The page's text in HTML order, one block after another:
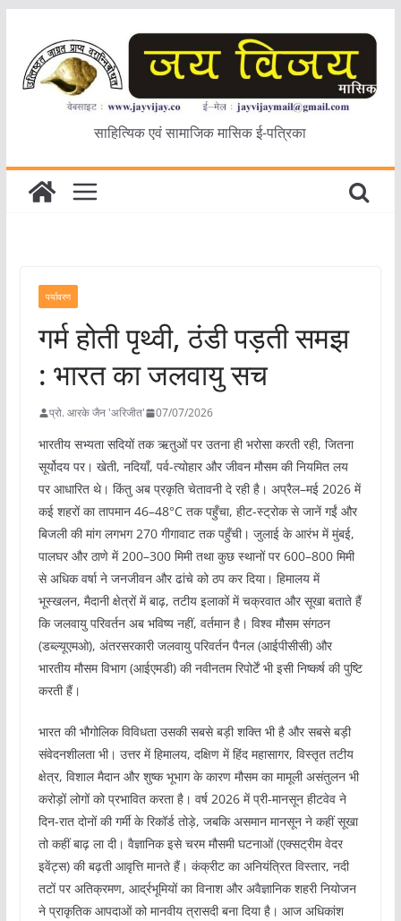
content
साहित्यिक एवं सामाजिक मासिक ई-पत्रिका
पर्यावरण
गर्म होती पृथ्वी, ठंडी पड़ती समझ
: भारत का जलवायु सच
प्रो. आरके जैन 'अरिजीत' 07/07/2026
भारतीय सभ्यता सदियों तक ऋतुओं पर उतना ही भरोसा करती रही, जितना
सूर्योदय पर। खेती, नदियाँ, पर्व-त्योहार और जीवन मौसम की नियमित लय
पर आधारित थे। किंतु अब प्रकृति चेतावनी दे रही है। अप्रैल–मई 2026 में
कई शहरों का तापमान 46–48°C तक पहुँचा, हीट-स्ट्रोक से जानें गईं और
बिजली की मांग लगभग 270 गीगावाट तक पहुँची। जुलाई के आरंभ में मुंबई,
पालघर और ठाणे में 200–300 मिमी तथा कुछ स्थानों पर 600–800 मिमी
से अधिक वर्षा ने जनजीवन और ढांचे को ठप कर दिया। हिमालय में
भूस्खलन, मैदानी क्षेत्रों में बाढ़, तटीय इलाकों में चक्रवात और सूखा बताते हैं
कि जलवायु परिवर्तन अब भविष्य नहीं, वर्तमान है। विश्व मौसम संगठन
(डब्ल्यूएमओ), अंतरसरकारी जलवायु परिवर्तन पैनल (आईपीसीसी) और
भारतीय मौसम विभाग (आईएमडी) की नवीनतम रिपोर्टें भी इसी निष्कर्ष की पुष्टि
करती हैं।
भारत की भौगोलिक विविधता उसकी सबसे बड़ी शक्ति भी है और सबसे बड़ी
संवेदनशीलता भी। उत्तर में हिमालय, दक्षिण में हिंद महासागर, विस्तृत तटीय
क्षेत्र, विशाल मैदान और शुष्क भूभाग के कारण मौसम का मामूली असंतुलन भी
करोड़ों लोगों को प्रभावित करता है। वर्ष 2026 में प्री-मानसून हीटवेव ने
दिन-रात दोनों की गर्मी के रिकॉर्ड तोड़े, जबकि असमान मानसून ने कहीं सूखा
तो कहीं बाढ़ ला दी। वैज्ञानिक इसे चरम मौसमी घटनाओं (एक्सट्रीम वेदर
इवेंट्स) की बढ़ती आवृत्ति मानते हैं। कंक्रीट का अनियंत्रित विस्तार, नदी
तटों पर अतिक्रमण, आर्द्रभूमियों का विनाश और अवैज्ञानिक शहरी नियोजन
ने प्राकृतिक आपदाओं को मानवीय त्रासदी बना दिया है। आज अधिकांश